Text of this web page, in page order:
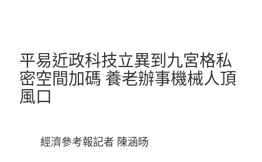
平易近政科技立異到九宮格私
密空間加碼 養老辦事機械人頂
風口
經濟參考報記者 陳涵旸